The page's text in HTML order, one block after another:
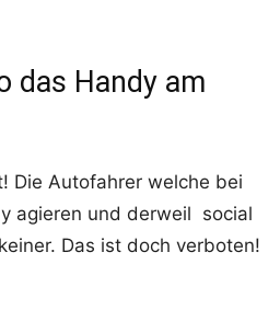
das Handy am
Die Autofahrer welche bei
agieren und derweil social
Das ist doch verboten!